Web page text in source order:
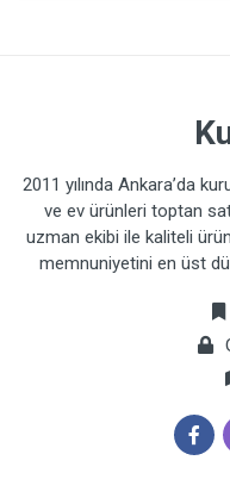
2011 yılında Ankara’da
ve ev ürünleri toptan
uzman ekibi ile kaliteli
memnuniyetini en üst